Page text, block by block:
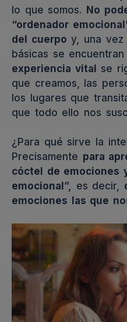
lo que somos. No
“ordenador
del cuerpo y, una vez
básicas se
experiencia vital se
que creamos, las
los lugares que
que todo ello nos
¿Para qué sirve la
Precisamente para
cóctel de emociones
emocional”, es decir,
emociones las que